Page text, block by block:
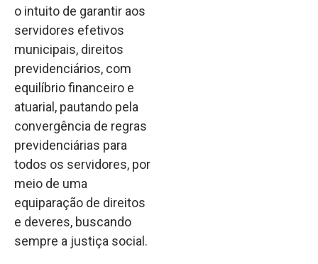
o intuito de garantir aos
servidores efetivos
municipais, direitos
previdenciários, com
equilíbrio financeiro e
atuarial, pautando pela
convergência de regras
previdenciárias para
todos os servidores, por
meio de uma
equiparação de direitos
e deveres, buscando
sempre a justiça social.